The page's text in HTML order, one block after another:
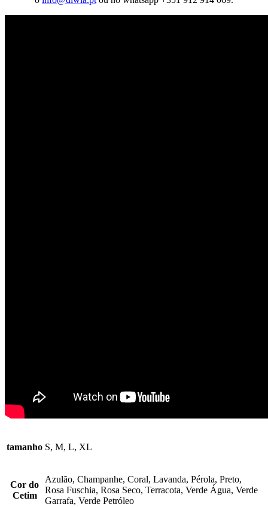
tamanho S, M, L, XL
Cor do
Cetim
Azulão, Champanhe, Coral, Lavanda, Pérola, Preto,
Rosa Fuschia, Rosa Seco, Terracota, Verde Água, Verde
Garrafa, Verde Petróleo